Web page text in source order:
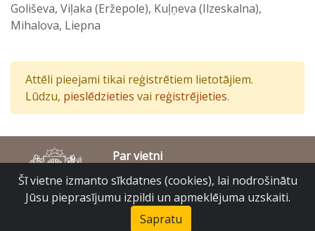
Goliševa, Viļaka (Eržepole), Kuļņeva (Ilzeskalna),
Mihalova, Liepna
Attēli pieejami tikai reģistrētiem lietotājiem.
Lūdzu, pieslēdzieties vai reģistrējieties.
Par vietni
Piekļūstamības paziņojums
© Latvijas Valsts vēstures arhīvs 2007-2026
Slokas iela 16, Rīga, LV – 1048
Šī vietne izmanto sīkdatnes (cookies), lai nodrošinātu
Jūsu pieprasījumu izpildi un apmeklējuma uzskaiti.
Sapratu